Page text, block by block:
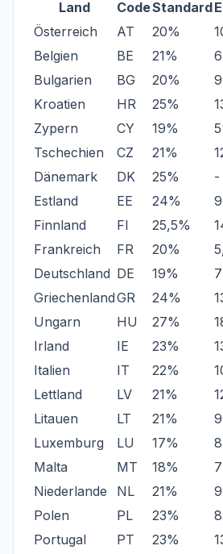
Land
CodeStandard
Österreich
AT 20%
Belgien
BE 21%
Bulgarien
BG 20%
Kroatien
HR 25%
Zypern
CY 19%
Tschechien
CZ 21%
Dänemark
DK 25%
-
Estland
EE 24%
Finnland
FI 25,5%
Frankreich
FR 20%
Deutschland DE 19%
GriechenlandGR 24%
Ungarn
HU 27%
Irland
IE 23%
Italien
IT 22%
Lettland
LV 21%
Litauen
LT 21%
Luxemburg
LU 17%
Malta
MT 18%
Niederlande
NL 21%
Polen
PL 23%
Portugal
PT 23%